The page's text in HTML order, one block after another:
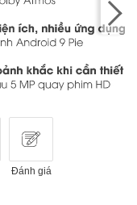
Đánh giá